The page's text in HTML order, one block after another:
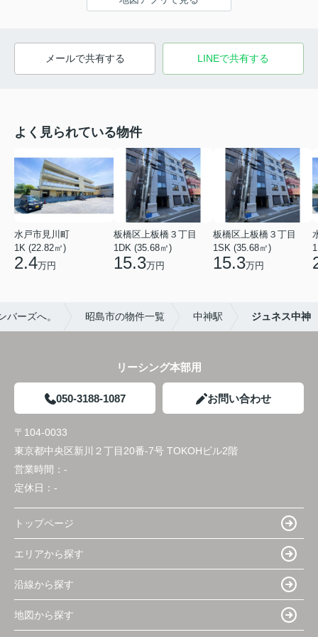
メールで共有する LINEで共有する
よく見られている物件
水戸市見川町
1K (22.82㎡)
2.4万円
板橋区上板橋３丁目
1DK (35.68㎡)
15.3万円
板橋区上板橋３丁目
1SK (35.68㎡)
15.3万円
ーズへ。 昭島市の物件一覧 中神駅 ジュネス中神
リーシング本部用
050-3188-1087 お問い合わせ
〒104-0033
東京都中央区新川２丁目20番-7号 TOKOHビル2階
営業時間： -
定休日： -
トップページ
エリアから探す
沿線から探す
地図から探す